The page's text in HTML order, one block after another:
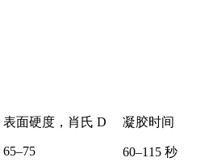
表面硬度，肖氏 D
65–75
凝胶时间
60–115 秒